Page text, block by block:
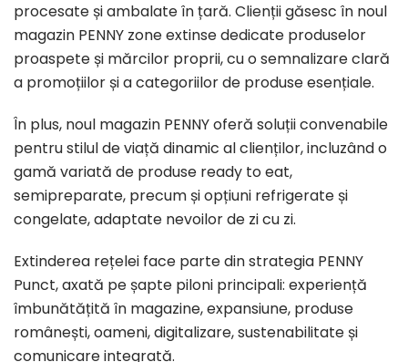
procesate și ambalate în țară. Clienții găsesc în noul
magazin PENNY zone extinse dedicate produselor
proaspete și mărcilor proprii, cu o semnalizare clară
a promoțiilor și a categoriilor de produse esențiale.
În plus, noul magazin PENNY oferă soluții convenabile
pentru stilul de viață dinamic al clienților, incluzând o
gamă variată de produse ready to eat,
semipreparate, precum și opțiuni refrigerate și
congelate, adaptate nevoilor de zi cu zi.
Extinderea rețelei face parte din strategia PENNY
Punct, axată pe șapte piloni principali: experiență
îmbunătățită în magazine, expansiune, produse
românești, oameni, digitalizare, sustenabilitate și
comunicare integrată.